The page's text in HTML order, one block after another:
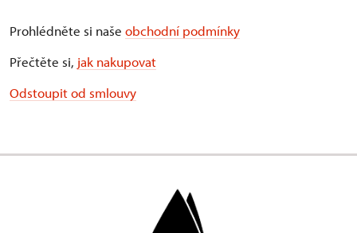
Prohlédněte si naše obchodní podmínky
Přečtěte si, jak nakupovat
Odstoupit od smlouvy